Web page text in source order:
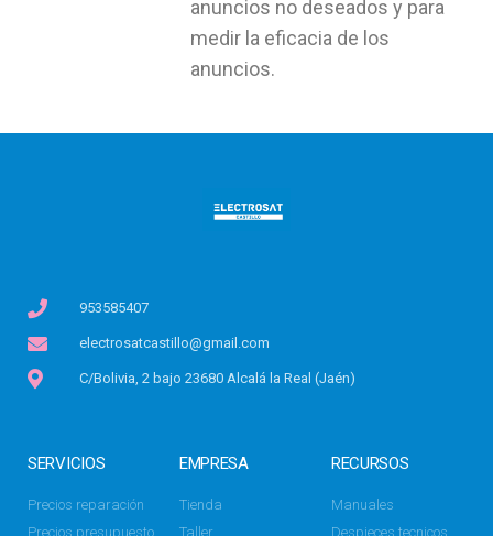
anuncios no deseados y para
medir la eficacia de los
anuncios.
953585407
electrosatcastillo@gmail.com
C/Bolivia, 2 bajo 23680 Alcalá la Real (Jaén)
SERVICIOS
Precios reparación
Precios presupuesto
EMPRESA
Tienda
Taller
RECURSOS
Manuales
Despieces tecnicos